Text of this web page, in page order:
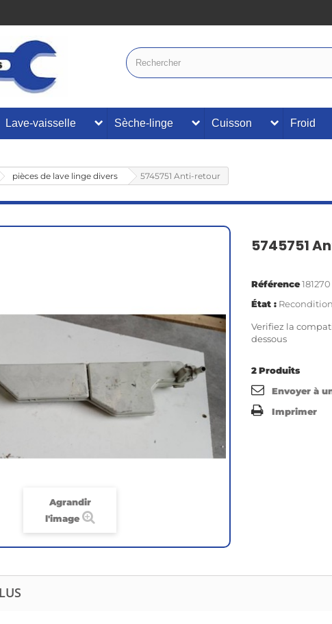
Lave-vaisselle Sèche-linge Cuisson Froid
pièces de lave linge divers 5745751 Anti-retour
Agrandir
l'image
5745751
Référence181270
État :
Verifiez la
dessous
2Produits
Envoyer à
Imprimer